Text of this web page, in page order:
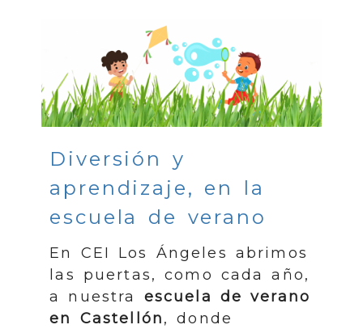
Diversión y
aprendizaje, en la
escuela de verano
En CEI Los Ángeles abrimos
las puertas, como cada año,
a nuestra escuela de verano
en Castellón, donde